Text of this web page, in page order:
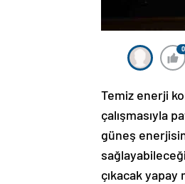
0
Temiz enerji
çalışmasıyla
güneş
çıkacak